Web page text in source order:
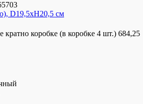
D19,5xH20,5 см
кратно коробке (в коробке 4 шт.) 684,25